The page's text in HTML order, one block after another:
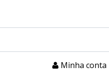
Minha conta